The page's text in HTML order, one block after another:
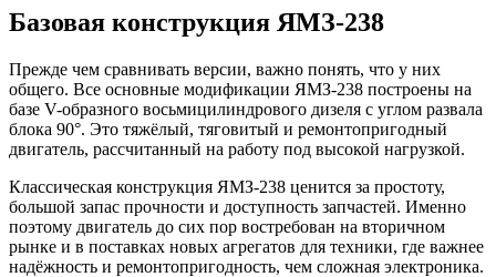
Базовая конструкция ЯМЗ-238
Прежде чем сравнивать версии, важно понять, что у них
общего. Все основные модификации ЯМЗ-238 построены на
базе V-образного восьмицилиндрового дизеля с углом развала
блока 90°. Это тяжёлый, тяговитый и ремонтопригодный
двигатель, рассчитанный на работу под высокой нагрузкой.
Классическая конструкция ЯМЗ-238 ценится за простоту,
большой запас прочности и доступность запчастей. Именно
поэтому двигатель до сих пор востребован на вторичном
рынке и в поставках новых агрегатов для техники, где важнее
надёжность и ремонтопригодность, чем сложная электроника.